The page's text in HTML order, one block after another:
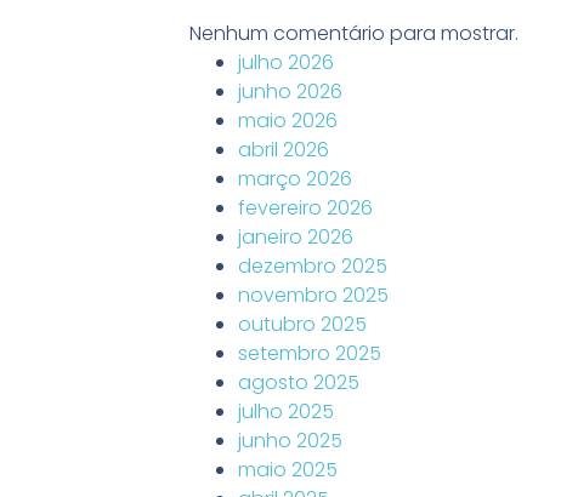
Nenhum comentário para mostrar.
julho 2026
junho 2026
maio 2026
abril 2026
março 2026
fevereiro 2026
janeiro 2026
dezembro 2025
novembro 2025
outubro 2025
setembro 2025
agosto 2025
julho 2025
junho 2025
maio 2025